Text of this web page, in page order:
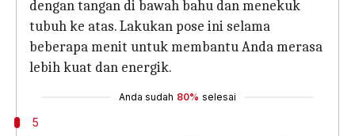
dengan tangan di bawah bahu dan menekuk
tubuh ke atas. Lakukan pose ini selama
beberapa menit untuk membantu Anda merasa
lebih kuat dan energik.
Anda sudah 80% selesai
5